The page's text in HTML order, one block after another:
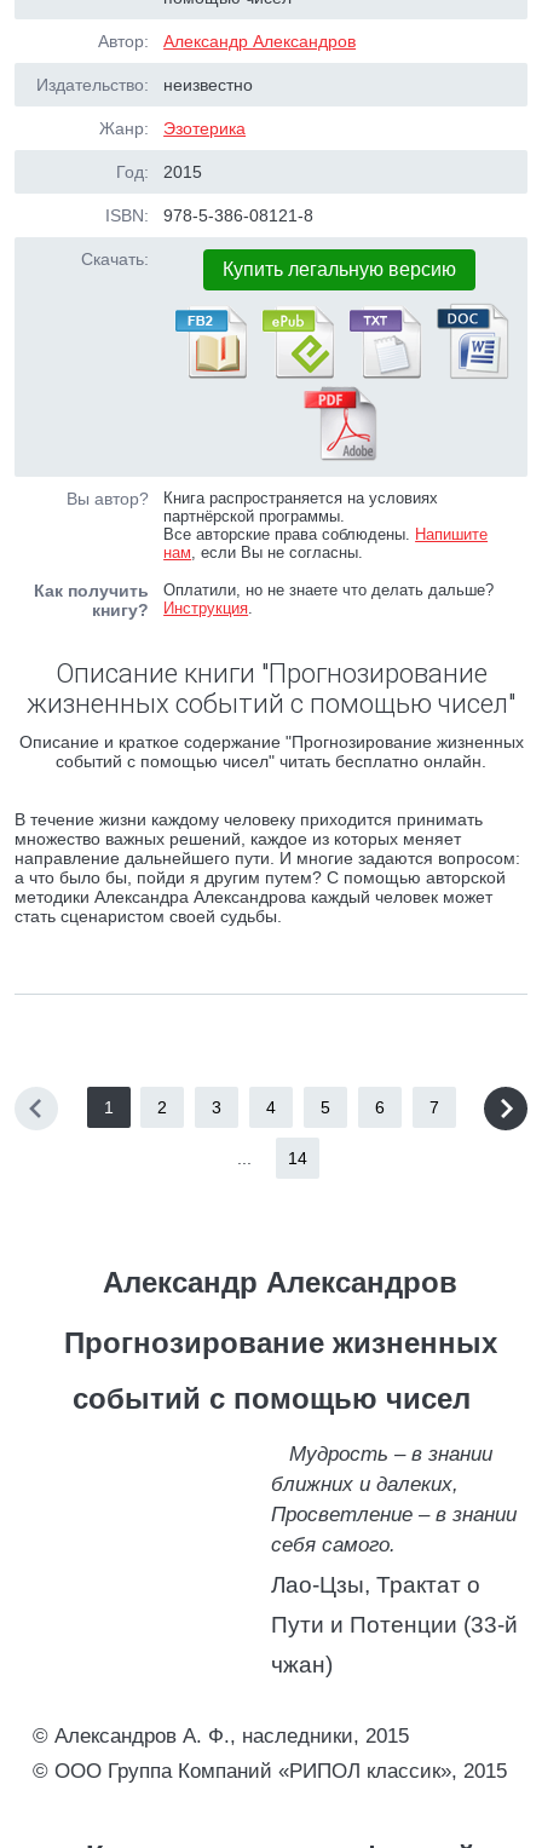
Автор: Александр Александров
Издательство: неизвестно
Жанр: Эзотерика
Год: 2015
ISBN: 978-5-386-08121-8
Скачать: Купить легальную версию
Вы автор?
Книга распространяется на условиях
партнёрской программы.
Все авторские права соблюдены. Напишите
нам, если Вы не согласны.
Как получить
книгу?
Оплатили, но не знаете что делать дальше?
Инструкция.
Описание книги "Прогнозирование
жизненных событий с помощью чисел"
Описание и краткое содержание "Прогнозирование жизненных
событий с помощью чисел" читать бесплатно онлайн.
В течение жизни каждому человеку приходится принимать
множество важных решений, каждое из которых меняет
направление дальнейшего пути. И многие задаются вопросом:
а что было бы, пойди я другим путем? С помощью авторской
методики Александра Александрова каждый человек может
стать сценаристом своей судьбы.
1 2 3 4 5 6 7
14
Александр Александров
Прогнозирование жизненных
событий с помощью чисел
Мудрость – в знании
ближних и далеких,
Просветление – в знании
себя самого.
Лао-Цзы, Трактат о
Пути и Потенции (33-й
чжан)
© Александров А. Ф., наследники, 2015
© ООО Группа Компаний «РИПОЛ классик», 2015